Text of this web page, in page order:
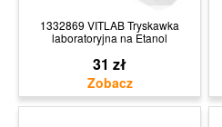
1332869 VITLAB Tryskawka
laboratoryjna na Etanol
31 zł